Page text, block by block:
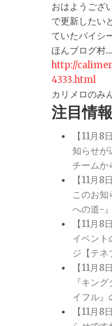
おはようござ
で更新したい
ていたパイシ
ほんブログ村...
http://
4333.html
カリメロのみ
注目情報
【11月
知らせが
チームか
【11月
このお知
への道-
【11月
イベント
ジ【テネ
【11月
『キン
イフル』
【11月